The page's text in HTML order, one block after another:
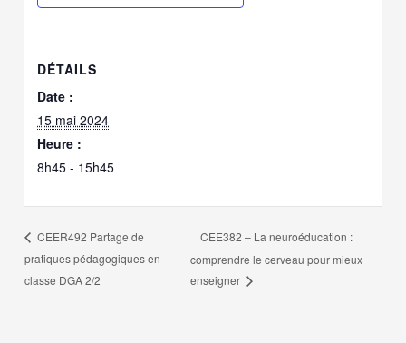
DÉTAILS
Date :
15 mai 2024
Heure :
8h45 - 15h45
CEER492 Partage de
pratiques pédagogiques en
classe DGA 2/2
CEE382 – La neuroéducation :
comprendre le cerveau pour mieux
enseigner